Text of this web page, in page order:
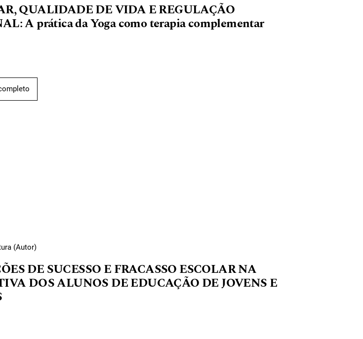
QUALIDADE DE VIDA E REGULAÇÃO
A prática da Yoga como terapia complementar
(Autor)
DE SUCESSO E FRACASSO ESCOLAR NA
DOS ALUNOS DE EDUCAÇÃO DE JOVENS E